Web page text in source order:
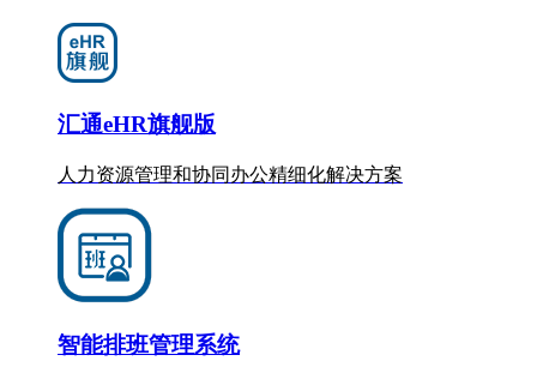
汇通eHR旗舰版
人力资源管理和协同办公精细化解决方案
智能排班管理系统